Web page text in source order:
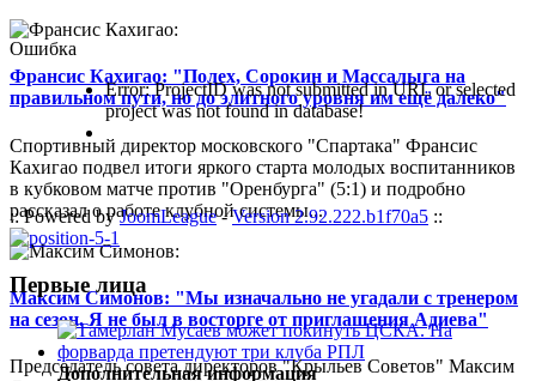
Франсис Кахигао: "Полех, Сорокин и Массалыга на
правильном пути, но до элитного уровня им ещё далеко"
Спортивный директор московского "Спартака" Франсис
Кахигао подвел итоги яркого старта молодых воспитанников
в кубковом матче против "Оренбурга" (5:1) и подробно
рассказал о работе клубной системы...
Максим Симонов: "Мы изначально не угадали с тренером
на сезон. Я не был в восторге от приглашения Адиева"
Председатель совета директоров "Крыльев Советов" Максим
Ошибка
Error: ProjectID was not submitted in URL or selected
project was not found in database!
:: Powered byJoomLeague-Version 2.92.222.b1f70a5 ::
Первые лица
Дополнительная информация